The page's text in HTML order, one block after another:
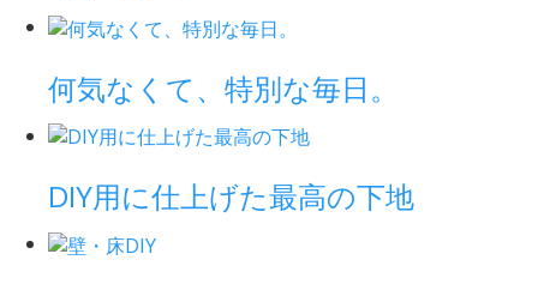
何気なくて、特別な毎日。
DIY用に仕上げた最高の下地